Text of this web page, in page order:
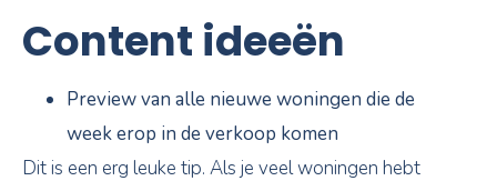
Content ideeën
Preview van alle nieuwe woningen die de
week erop in de verkoop komen
Dit is een erg leuke tip. Als je veel woningen hebt